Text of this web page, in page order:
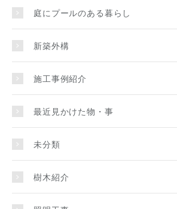
庭にプールのある暮らし
新築外構
施工事例紹介
最近見かけた物・事
未分類
樹木紹介